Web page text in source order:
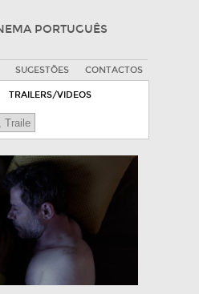
PORTUGUÊS
SUGESTÕES CONTACTOS
TRAILERS/VIDEOS